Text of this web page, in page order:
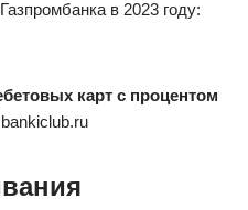
карт с процентом